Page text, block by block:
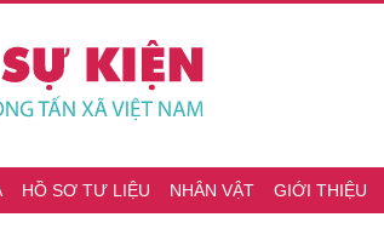
HỒ SƠ TƯ LIỆU NHÂN VẬT GIỚI THIỆU